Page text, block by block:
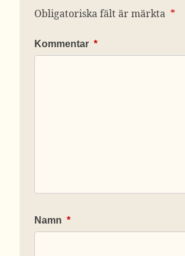
Obligatoriska fält är märkta *
Kommentar *
Namn *